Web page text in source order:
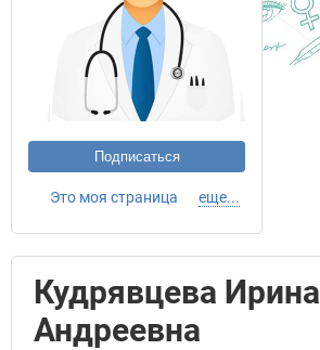
Подписаться
Это моя страница еще...
Кудрявцева Ирина
Андреевна